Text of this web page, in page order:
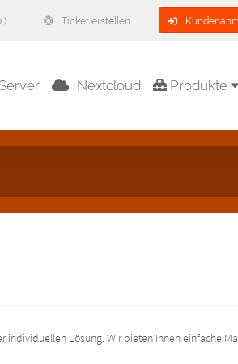
) Ticket erstellen
Nextcloud Produkte
individuellen Lösung. Wir bieten Ihnen einfache